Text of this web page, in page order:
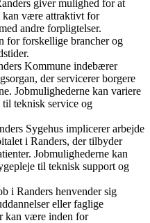
giver mulighed for at
kan være attraktivt for
andre forpligtelser.
for forskellige brancher og
Kommune indebærer
der servicerer borgere
Jobmulighederne kan variere
teknisk service og
Sygehus implicerer arbejde
i Randers, der tilbyder
Jobmulighederne kan
til teknisk support og
i Randers henvender sig
eller faglige
kan være inden for